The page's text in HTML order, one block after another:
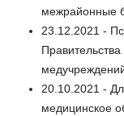
межрайонные
23.12.2021 -
20.10.2021 -
медицинское